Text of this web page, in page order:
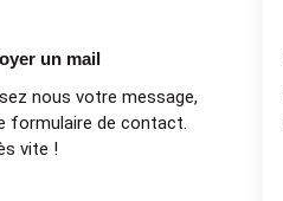
un mail
nous votre message,
formulaire de contact.
vite !